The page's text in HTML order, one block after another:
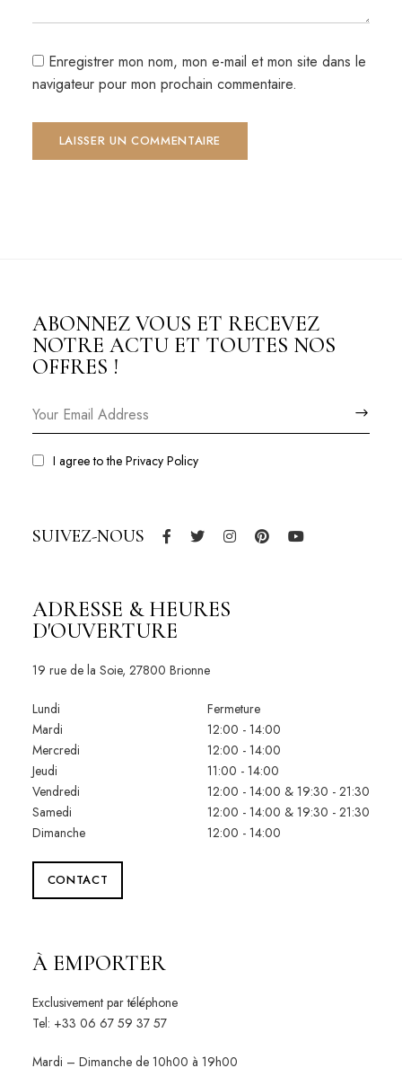
Enregistrer mon nom, mon e-mail et mon site dans le
navigateur pour mon prochain commentaire.
ABONNEZ VOUS ET RECEVEZ
NOTRE ACTU ET TOUTES NOS
OFFRES !
I agree to the Privacy Policy
SUIVEZ-NOUS
ADRESSE & HEURES
D'OUVERTURE
19 rue de la Soie, 27800 Brionne
Lundi
Fermeture
Mardi
12:00 - 14:00
Mercredi
12:00 - 14:00
Jeudi
11:00 - 14:00
Vendredi
12:00 - 14:00 & 19:30 - 21:30
Samedi
12:00 - 14:00 & 19:30 - 21:30
Dimanche
12:00 - 14:00
CONTACT
À EMPORTER
Exclusivement par téléphone
Tel: +33 06 67 59 37 57
Mardi – Dimanche de 10h00 à 19h00